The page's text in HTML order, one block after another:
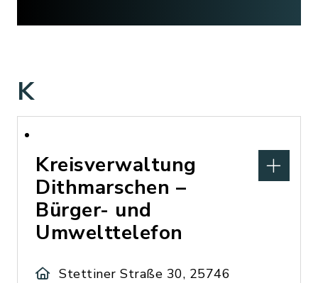
K
Kreisverwaltung
Dithmarschen –
Bürger- und
Umwelttelefon
Stettiner Straße 30, 25746